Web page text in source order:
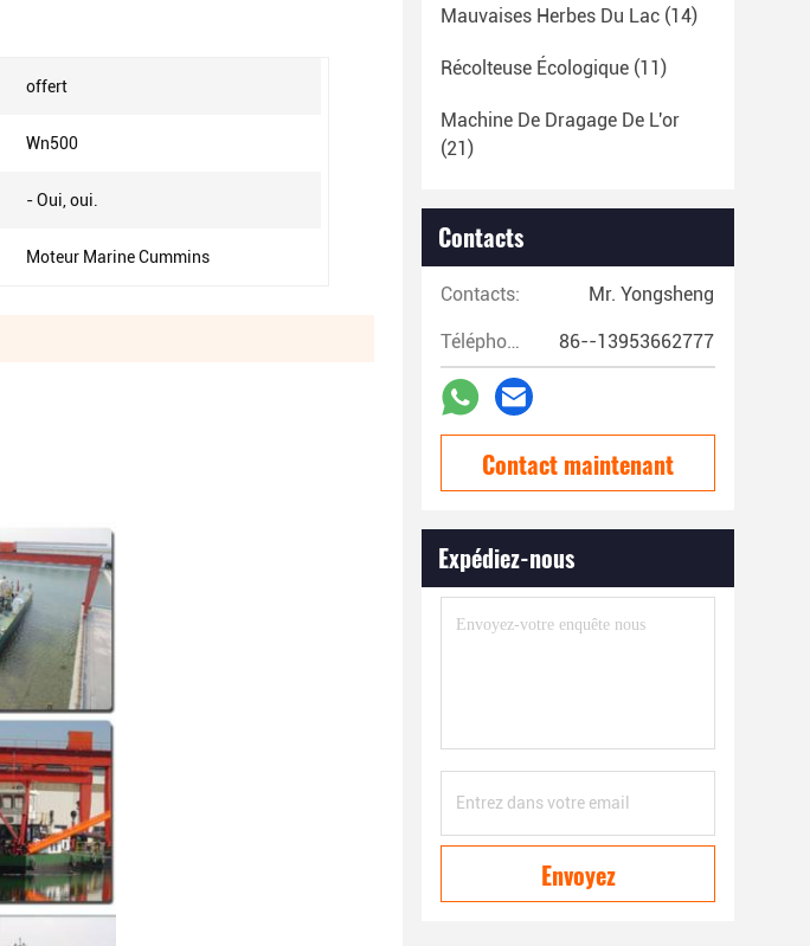
offert
Wn500
- Oui, oui.
Moteur Marine Cummins
Mauvaises Herbes Du Lac (14)
Récolteuse Écologique (11)
Machine De Dragage De L'or
(21)
Contacts
Contacts: Mr. Yongsheng
Téléphone: 86--13953662777
Contact maintenant
Expédiez-nous
Envoyez